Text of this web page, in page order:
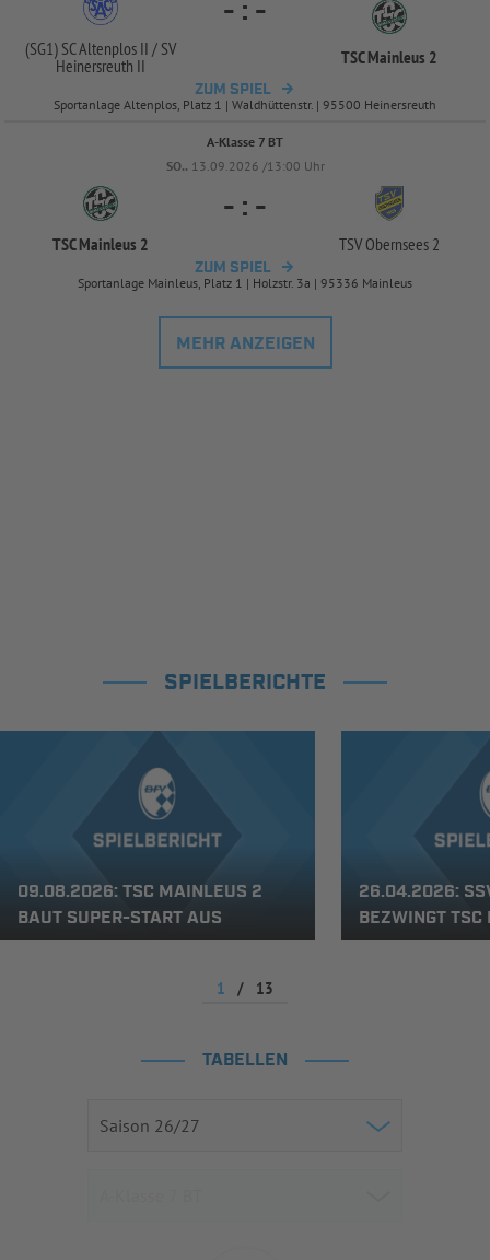
(SG1) SC Altenplos II / SV
Heinersreuth II
- : -
TSC Mainleus 2
ZUM SPIEL
Sportanlage Altenplos, Platz 1 | Waldhüttenstr. | 95500 Heinersreuth
A-Klasse 7 BT
SO.. 13.09.2026 /13:00 Uhr
TSC Mainleus 2
- : -
TSV Obernsees 2
ZUM SPIEL
Sportanlage Mainleus, Platz 1 | Holzstr. 3a | 95336 Mainleus
MEHR ANZEIGEN
SPIELBERICHTE
09.08.2026: TSC MAINLEUS 2
BAUT SUPER-START AUS
26.04.2026:
BEZWINGT
1 / 13
TABELLEN